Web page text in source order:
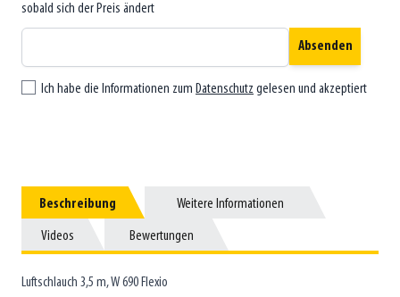
sobald sich der Preis ändert
Absenden
Ich habe die Informationen zum Datenschutz gelesen und akzeptiert
Beschreibung
Beschreibung Weitere Informationen
Weitere Informationen
Videos
Videos Bewertungen
Bewertungen
Luftschlauch 3,5 m, W 690 Flexio